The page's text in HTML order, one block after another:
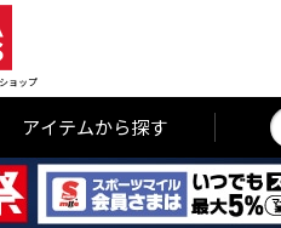
ョップ
アイテムから探す